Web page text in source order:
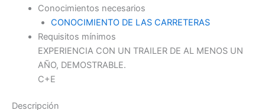
Conocimientos necesarios
CONOCIMIENTO DE LAS CARRETERAS
Requisitos mínimos
EXPERIENCIA CON UN TRAILER DE AL MENOS UN
AÑO, DEMOSTRABLE.
C+E
Descripción